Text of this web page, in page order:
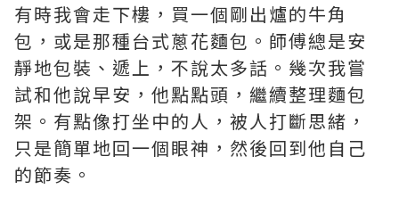
有時我會走下樓，買一個剛出爐的牛角
包，或是那種台式蔥花麵包。師傅總是安
靜地包裝、遞上，不說太多話。幾次我嘗
試和他說早安，他點點頭，繼續整理麵包
架。有點像打坐中的人，被人打斷思緒，
只是簡單地回一個眼神，然後回到他自己
的節奏。